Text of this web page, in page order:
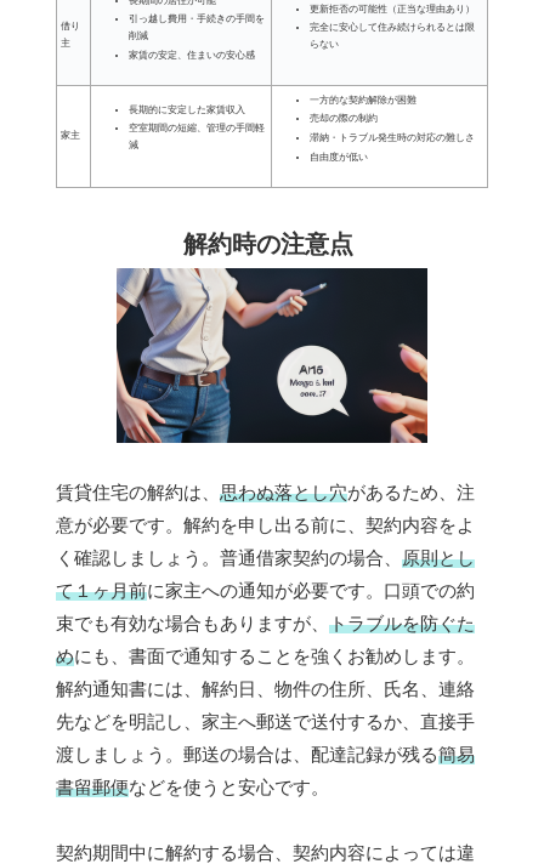
借り
主
引っ越し費用・手続きの手間を
削減
家賃の安定、住まいの安心感
更新拒否の可能性（正当な理由あり）
完全に安心して住み続けられるとは限
らない
家主
長期的に安定した家賃収入
空室期間の短縮、管理の手間軽
減
一方的な契約解除が困難
売却の際の制約
滞納・トラブル発生時の対応の難しさ
自由度が低い
解約時の注意点
賃貸住宅の解約は、 思わぬ落とし穴があるため、注
意が必要です。解約を申し出る前に、契約内容をよ
く確認しましょう。普通借家契約の場合、 原則とし
て１ヶ月前に家主への通知が必要です。口頭での約
束でも有効な場合もありますが、 トラブルを防ぐた
めにも、書面で通知することを強くお勧めします。
解約通知書には、解約日、物件の住所、氏名、連絡
先などを明記し、家主へ郵送で送付するか、直接手
渡しましょう。郵送の場合は、配達記録が残る簡易
書留郵便などを使うと安心です。
契約期間中に解約する場合、契約内容によっては違